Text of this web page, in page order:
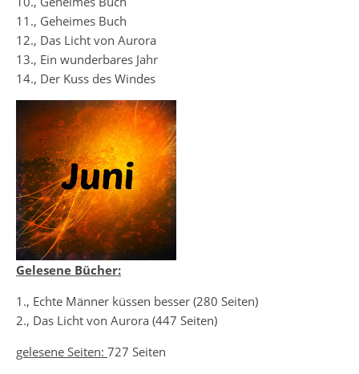
11., Geheimes Buch
12., Das Licht von Aurora
13., Ein wunderbares Jahr
14., Der Kuss des Windes
Gelesene Bücher:
1., Echte Männer küssen besser (280 Seiten)
2., Das Licht von Aurora (447 Seiten)
gelesene Seiten: 727 Seiten